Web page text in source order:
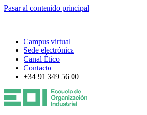
Pasar al contenido principal
Campus virtual
Sede electrónica
Canal Ético
Contacto
+34 91 349 56 00